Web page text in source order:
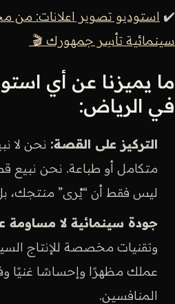
✔️ استوديو تصوير اعلانات: من
سينمائية تأسِر جمهورك 🎬
ما يميزنا عن أي
في الرياض:
التركيز على القصة: نحن لا
متكامل أو طباعة. نحن نبيع
ليس فقط أن “يُرى” منتجك،
جودة سينمائية لا مساومة
وتقنيات مخصصة للإنتاج
عملك مظهرًا وإحساسًا غنيًا
المنافسين.